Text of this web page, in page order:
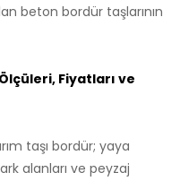
beton bordür taşlarının
Fiyatları ve
taşı bordür; yaya
alanları ve peyzaj